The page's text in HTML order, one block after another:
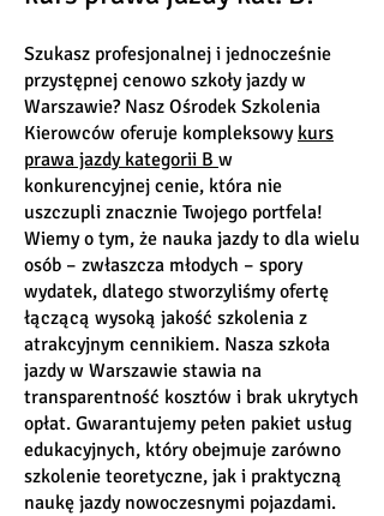
Szukasz profesjonalnej i jednocześnie
przystępnej cenowo szkoły jazdy w
Warszawie? Nasz Ośrodek Szkolenia
Kierowców oferuje kompleksowy kurs
prawa jazdy kategorii B w
konkurencyjnej cenie, która nie
uszczupli znacznie Twojego portfela!
Wiemy o tym, że nauka jazdy to dla wielu
osób – zwłaszcza młodych – spory
wydatek, dlatego stworzyliśmy ofertę
łączącą wysoką jakość szkolenia z
atrakcyjnym cennikiem. Nasza szkoła
jazdy w Warszawie stawia na
transparentność kosztów i brak ukrytych
opłat. Gwarantujemy pełen pakiet usług
edukacyjnych, który obejmuje zarówno
szkolenie teoretyczne, jak i praktyczną
naukę jazdy nowoczesnymi pojazdami.